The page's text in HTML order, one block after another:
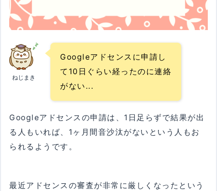
ねじまき
Googleアドセンスに申請し
て10日ぐらい経ったのに連絡
がない...
Googleアドセンスの申請は、1日足らずで結果が出
る人もいれば、1ヶ月間音沙汰がないという人もお
られるようです。
最近アドセンスの審査が非常に厳しくなったという